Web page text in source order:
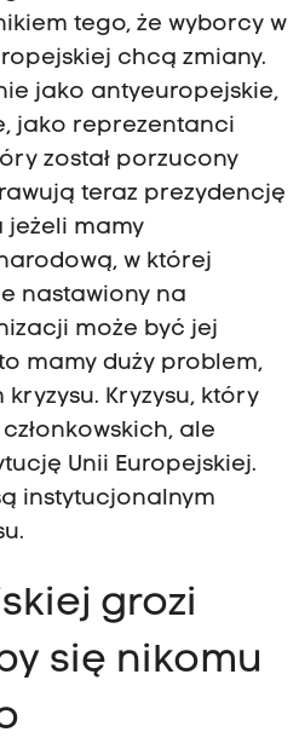
tego, że wyborcy w
chcą zmiany.
jako antyeuropejskie,
jako reprezentanci
został porzucony
teraz prezydencję
jeżeli mamy
w której
nastawiony na
może być jej
mamy duży problem,
Kryzysu, który
ale
Unii Europejskiej.
instytucjonalnym
grozi
się nikomu